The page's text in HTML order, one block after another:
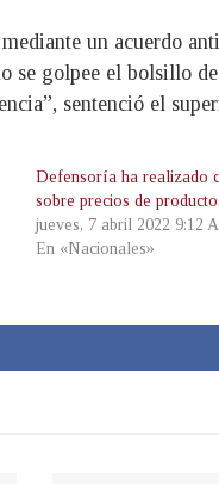
un acuerdo
se golpee el bolsillo
sentenció el
Defensoría ha realizado
sobre precios de
jueves, 7 abril 2022 9:12
En «Nacionales»